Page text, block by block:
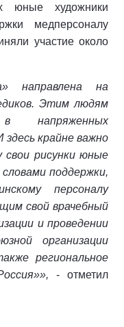
юные художники
медперсоналу
участие около
направлена на
Этим людям
напряженных
здесь крайне важно
рисунки юные
поддержки,
персоналу
свой врачебный
и проведении
организации
региональное
- отметил